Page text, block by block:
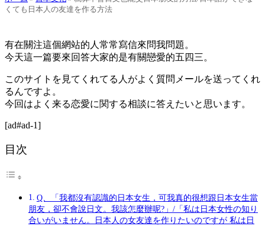
くても日本人の友達を作る方法
有在關注這個網站的人常常寫信來問我問題。
今天這一篇要來回答大家的是有關戀愛的五四三。
このサイトを見てくれてる人がよく質問メールを送ってくれ
るんですよ。
今回はよく来る恋愛に関する相談に答えたいと思います。
[ad#ad-1]
目次
Q、「我都沒有認識的日本女生，可我真的很想跟日本女生當
朋友，卻不會說日文。我該怎麼辦呢?」/「私は日本女性の知り
合いがいません。日本人の女友達を作りたいのですが 私は日